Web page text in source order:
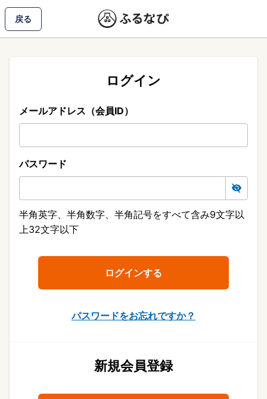
戻る
ログイン
メールアドレス（会員ID）
パスワード
半角英字、半角数字、半角記号をすべて含み9文字以
上32文字以下
パスワードをお忘れですか？
新規会員登録